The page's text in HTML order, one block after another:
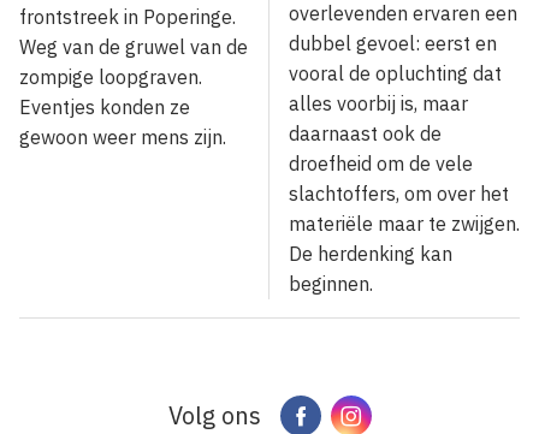
frontstreek in Poperinge.
Weg van de gruwel van de
zompige loopgraven.
Eventjes konden ze
gewoon weer mens zijn.
overlevenden ervaren een
dubbel gevoel: eerst en
vooral de opluchting dat
alles voorbij is, maar
daarnaast ook de
droefheid om de vele
slachtoffers, om over het
materiële maar te zwijgen.
De herdenking kan
beginnen.
Volg ons FacebookInstagram